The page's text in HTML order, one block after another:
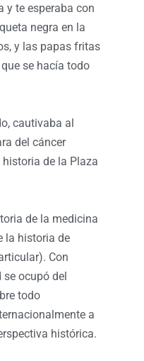
y te esperaba con
negra en la
y las papas fritas
se hacía todo
cautivaba al
del cáncer
de la Plaza
de la medicina
la historia de
Con
ocupó del
todo
a
histórica.